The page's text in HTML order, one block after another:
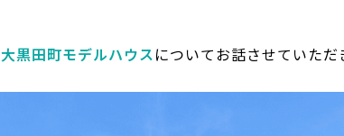
大黒田町モデルハウスについてお話させていただ